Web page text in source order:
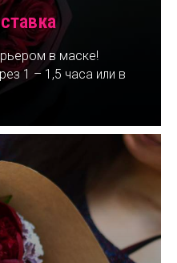
в маске!
1 – 1,5 часа или в